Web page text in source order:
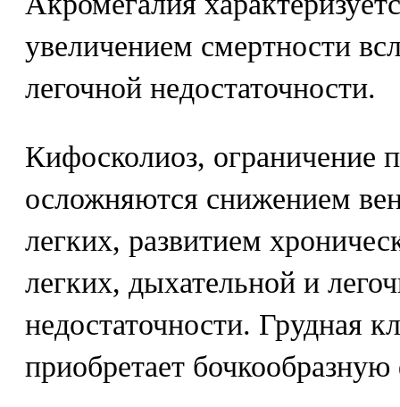
увеличением смертности
легочной недостаточности.
Кифосколиоз, ограничение
осложняются снижением
легких, развитием
легких, дыхательной и
недостаточности. Грудная
приобретает